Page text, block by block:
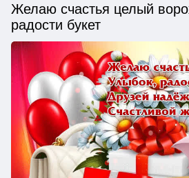
Желаю счастья целый
радости букет